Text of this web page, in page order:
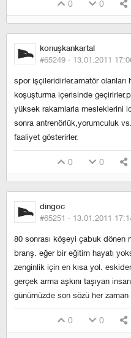
0 0
konuşkankartal
#65249 · 13.01.2011
spor işçileridirler.amatör olanları
koşuşturma içerisinde
yüksek rakamlarla mesleklerini
sonra antrenörlük,yorumculuk
faaliyet gösterirler.
0 0
dingoc
#65251 · 13.01.2011
80 sonrası köşeyi çabuk dönen
branş. eğer bir eğitim hayatı
zenginlik için en kısa yol.
gerçek arma aşkını taşıyan
günümüzde son sözü her
0 0